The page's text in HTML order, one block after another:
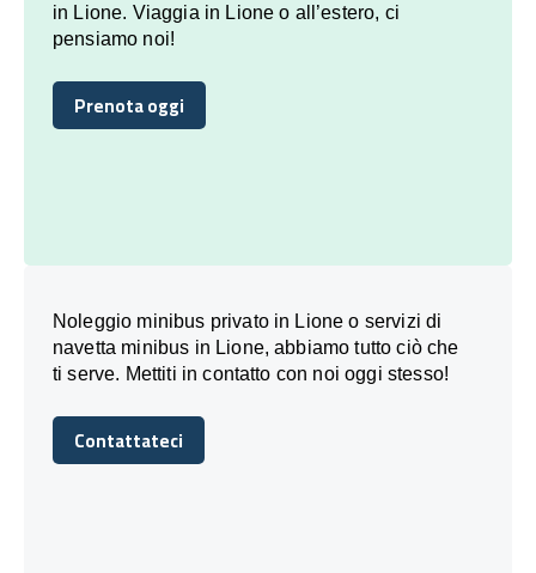
in Lione. Viaggia in Lione o all’estero, ci
pensiamo noi!
Prenota oggi
Prenota oggi
Noleggio minibus privato in Lione o servizi di
navetta minibus in Lione, abbiamo tutto ciò che
ti serve. Mettiti in contatto con noi oggi stesso!
Contattateci
Contattateci